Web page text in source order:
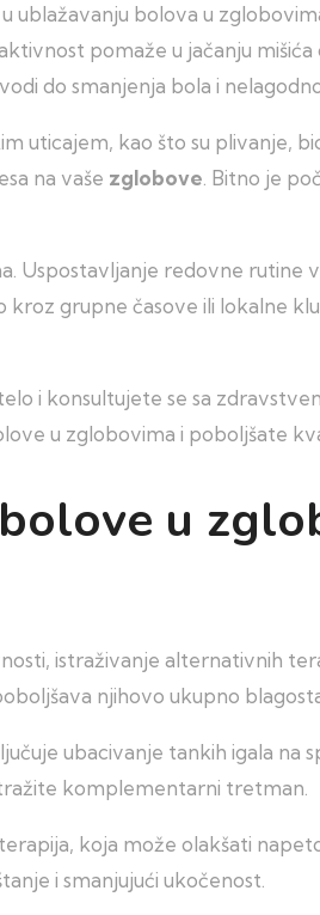
ublažavanju bolova u
pomaže u jačanju
do smanjenja bola i
uticajem, kao što su plivanje,
na vaše zglobove. Bitno je
Uspostavljanje redovne
kroz grupne časove ili lokalne
i konsultujete se sa
u zglobovima i poboljšate
u
istraživanje alternativnih
njihovo ukupno
ubacivanje tankih igala na
komplementarni tretman.
koja može olakšati
i smanjujući ukočenost.